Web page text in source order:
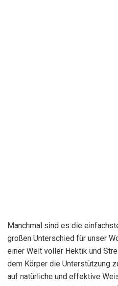
Manchmal sind es die
großen Unterschied für unser
einer Welt voller Hektik und
dem Körper die Unterstützung
auf natürliche und effektive